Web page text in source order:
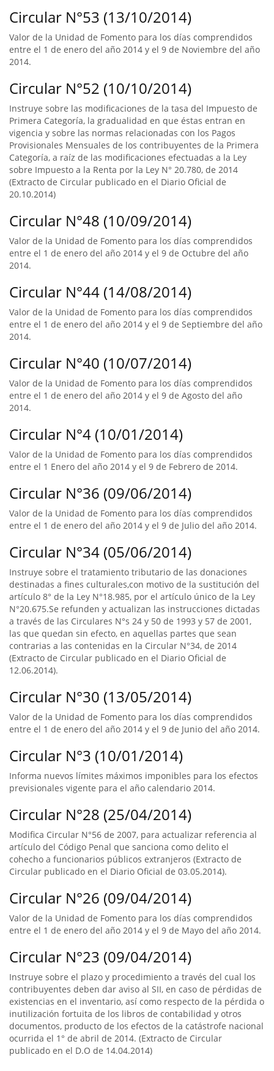
Circular N°53 (13/10/2014)
Valor de la Unidad de Fomento para los días comprendidos
entre el 1 de enero del año 2014 y el 9 de Noviembre del año
2014.
Circular N°52 (10/10/2014)
Instruye sobre las modificaciones de la tasa del Impuesto de
Primera Categoría, la gradualidad en que éstas entran en
vigencia y sobre las normas relacionadas con los Pagos
Provisionales Mensuales de los contribuyentes de la Primera
Categoría, a raíz de las modificaciones efectuadas a la Ley
sobre Impuesto a la Renta por la Ley N° 20.780, de 2014
(Extracto de Circular publicado en el Diario Oficial de
20.10.2014)
Circular N°48 (10/09/2014)
Valor de la Unidad de Fomento para los días comprendidos
entre el 1 de enero del año 2014 y el 9 de Octubre del año
2014.
Circular N°44 (14/08/2014)
Valor de la Unidad de Fomento para los días comprendidos
entre el 1 de enero del año 2014 y el 9 de Septiembre del año
2014.
Circular N°40 (10/07/2014)
Valor de la Unidad de Fomento para los días comprendidos
entre el 1 de enero del año 2014 y el 9 de Agosto del año
2014.
Circular N°4 (10/01/2014)
Valor de la Unidad de Fomento para los días comprendidos
entre el 1 Enero del año 2014 y el 9 de Febrero de 2014.
Circular N°36 (09/06/2014)
Valor de la Unidad de Fomento para los días comprendidos
entre el 1 de enero del año 2014 y el 9 de Julio del año 2014.
Circular N°34 (05/06/2014)
Instruye sobre el tratamiento tributario de las donaciones
destinadas a fines culturales,con motivo de la sustitución del
artículo 8° de la Ley N°18.985, por el artículo único de la Ley
N°20.675.Se refunden y actualizan las instrucciones dictadas
a través de las Circulares N°s 24 y 50 de 1993 y 57 de 2001,
las que quedan sin efecto, en aquellas partes que sean
contrarias a las contenidas en la Circular N°34, de 2014
(Extracto de Circular publicado en el Diario Oficial de
12.06.2014).
Circular N°30 (13/05/2014)
Valor de la Unidad de Fomento para los días comprendidos
entre el 1 de enero del año 2014 y el 9 de Junio del año 2014.
Circular N°3 (10/01/2014)
Informa nuevos límites máximos imponibles para los efectos
previsionales vigente para el año calendario 2014.
Circular N°28 (25/04/2014)
Modifica Circular N°56 de 2007, para actualizar referencia al
artículo del Código Penal que sanciona como delito el
cohecho a funcionarios públicos extranjeros (Extracto de
Circular publicado en el Diario Oficial de 03.05.2014).
Circular N°26 (09/04/2014)
Valor de la Unidad de Fomento para los días comprendidos
entre el 1 de enero del año 2014 y el 9 de Mayo del año 2014.
Circular N°23 (09/04/2014)
Instruye sobre el plazo y procedimiento a través del cual los
contribuyentes deben dar aviso al SII, en caso de pérdidas de
existencias en el inventario, así como respecto de la pérdida o
inutilización fortuita de los libros de contabilidad y otros
documentos, producto de los efectos de la catástrofe nacional
ocurrida el 1° de abril de 2014. (Extracto de Circular
publicado en el D.O de 14.04.2014)